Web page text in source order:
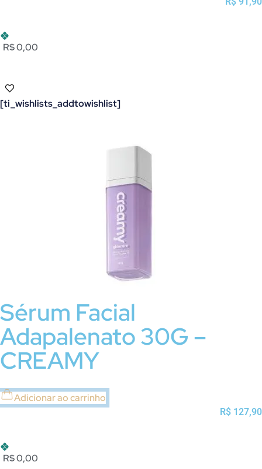
R$ 0,00
[ti_wishlists_addtowishlist]
Sérum Facial
Adapalenato 30G –
CREAMY
Adicionar ao carrinho
R$ 127,90
R$ 0,00